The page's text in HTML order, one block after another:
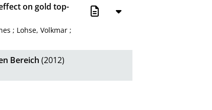
on gold top-
; Lohse, Volkmar ;
Bereich (2012)